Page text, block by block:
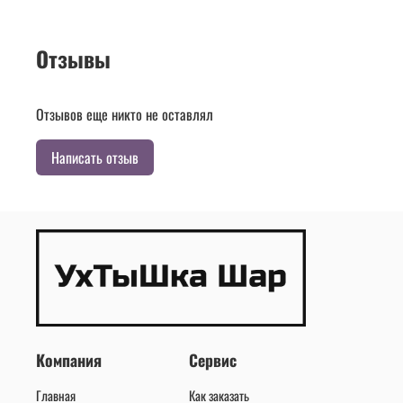
Отзывы
Отзывов еще никто не оставлял
Написать отзыв
Компания
Главная
Сервис
Как заказать